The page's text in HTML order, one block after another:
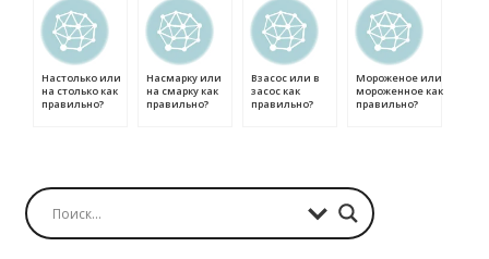
Настолько или
на столько как
правильно?
Насмарку или
на смарку как
правильно?
Взасос или в
засос как
правильно?
Мороженое или
мороженное как
правильно?